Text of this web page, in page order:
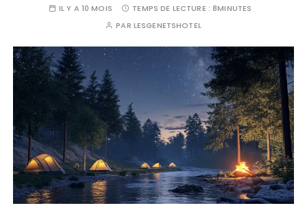
IL Y A 10 MOIS TEMPS DE LECTURE :8MINUTES
PAR LESGENETSHOTEL